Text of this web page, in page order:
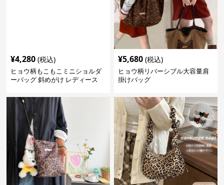
¥4,280 (税込)
ヒョウ柄もこもこミニショルダ
ーバッグ 斜めがけ レディース
¥5,680 (税込)
ヒョウ柄リバーシブル大容量肩
掛けバッグ